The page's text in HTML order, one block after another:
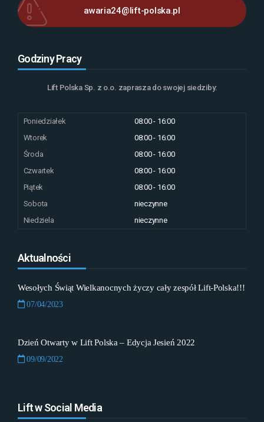
awaria24@lift-polska.pl
Godziny Pracy
Lift Polska Sp. z o.o. zaprasza do swojej siedziby:
Poniedziałek
08:00 - 16:00
Wtorek
08:00 - 16:00
Środa
08:00 - 16:00
Czwartek
08:00 - 16:00
Piątek
08:00 - 16:00
Sobota
nieczynne
Niedziela
nieczynne
Aktualności
Wesołych Świąt Wielkanocnych życzy cały zespół Lift-Polska!!!
07/04/2023
Dzień Otwarty w Lift Polska – Edycja Jesień 2022
09/09/2022
Lift w Social Media